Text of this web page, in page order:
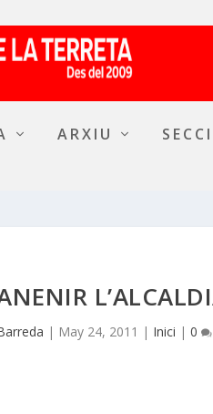
ARXIU
| May 24, 2011 | Inici |0